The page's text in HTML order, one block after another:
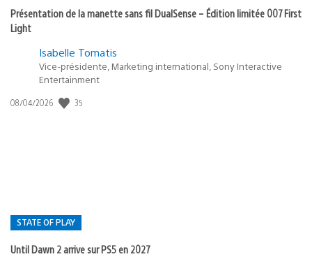
Présentation de la manette sans fil DualSense – Édition limitée 007 First
Light
Isabelle Tomatis
Vice-présidente, Marketing international, Sony Interactive
Entertainment
Date
08/04/2026 35
STATE OF PLAY
Until Dawn 2 arrive sur PS5 en 2027